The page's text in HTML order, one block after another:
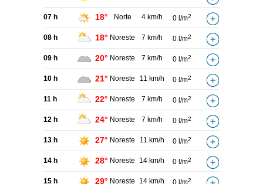
07 h 18° Norte 4 km/h 0 l/m2
08 h 18° Noreste 7 km/h 0 l/m2
09 h 20° Noreste 7 km/h 0 l/m2
10 h 21° Noreste 11 km/h 0 l/m2
11 h 22° Noreste 7 km/h 0 l/m2
12 h 24° Noreste 7 km/h 0 l/m2
13 h 27° Noreste 11 km/h 0 l/m2
14 h 28° Noreste 14 km/h 0 l/m2
15 h 29° Noreste 14 km/h 2